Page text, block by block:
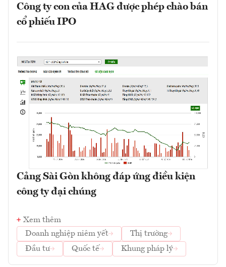
Công ty con của HAG được phép chào bán
cổ phiếu IPO
Cảng Sài Gòn không đáp ứng điều kiện
công ty đại chúng
Xem thêm
Doanh nghiệp niêm yết
Thị trường
Đầu tư
Quốc tế Khung pháp lý